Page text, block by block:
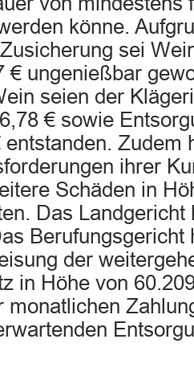
könne.
sei
€ ungenießbar
seien der
€ sowie
Zudem
ihrer
Schäden in
Das Landgericht
Berufungsgericht
der
in Höhe von
monatlichen